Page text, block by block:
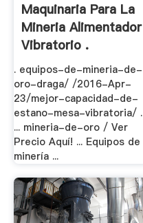
Maquinaria Para La
Mineria Alimentador
Vibratorio .
. equipos-de-mineria-de-
oro-draga/ /2016-Apr-
23/mejor-capacidad-de-
estano-mesa-vibratoria/ .
... mineria-de-oro / Ver
Precio Aquí! ... Equipos de
minería ...